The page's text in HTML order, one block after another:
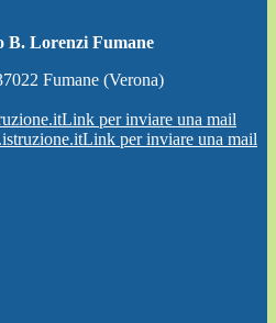
B. Lorenzi Fumane
Fumane (Verona)
Link per inviare una mail
Link per inviare una mail